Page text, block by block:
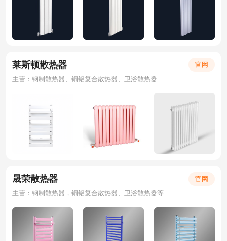
莱斯顿散热器
官网
主营：钢制散热器、铜铝复合散热器、卫浴散热器
晟荣散热器
官网
主营：钢制散热器，铜铝复合散热器、卫浴散热器等